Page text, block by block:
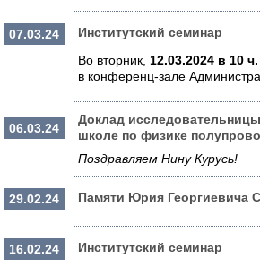
07.03.24
Институтский семинар
Во вторник, 12.03.2024 в 10 ч.
в конференц-зале
06.03.24
Доклад
школе по физике
Поздравляем Нину Курусь!
29.02.24 Памяти Юрия Георгиевича
16.02.24
Институтский семинар